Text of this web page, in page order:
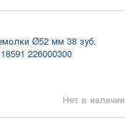
Ø52 мм 38 зуб.
226000300
Нет в наличии